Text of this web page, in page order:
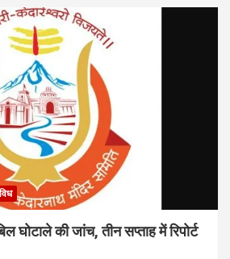
घोटाले की जांच, तीन सप्ताह में रिपोर्ट